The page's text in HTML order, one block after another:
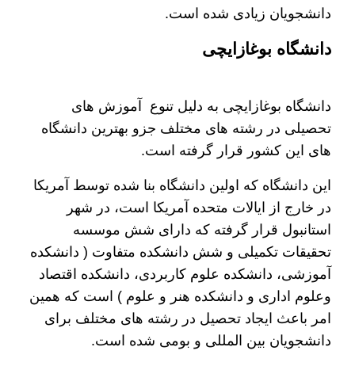
دانشجویان زیادی شده است.
دانشگاه بوغازایچی
دانشگاه بوغازایچی به دلیل تنوع آموزش های
تحصیلی در رشته های مختلف جزو بهترین دانشگاه
های این کشور قرار گرفته است.
این دانشگاه که اولین دانشگاه بنا شده توسط آمریکا
در خارج از ایالات متحده آمریکا است، در شهر
استانبول قرار گرفته که دارای شش موسسه
تحقیقات تکمیلی و شش دانشکده متفاوت ( دانشکده
آموزشی، دانشکده علوم کاربردی، دانشکده اقتصاد
وعلوم اداری و دانشکده هنر و علوم ) است که همین
امر باعث ایجاد تحصیل در رشته های مختلف برای
دانشجویان بین المللی و بومی شده است.